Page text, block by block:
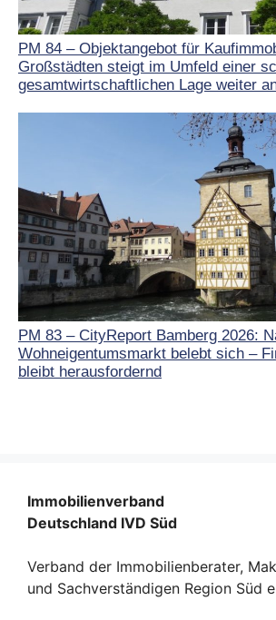
PM 84 – Objektangebot für
Großstädten steigt im Umfeld einer
gesamtwirtschaftlichen Lage weiter
PM 83 – CityReport Bamberg 2026:
Wohneigentumsmarkt belebt sich –
bleibt herausfordernd
Immobilienverband
Deutschland IVD Süd
Verband der Immobilienberater,
und Sachverständigen Region Süd